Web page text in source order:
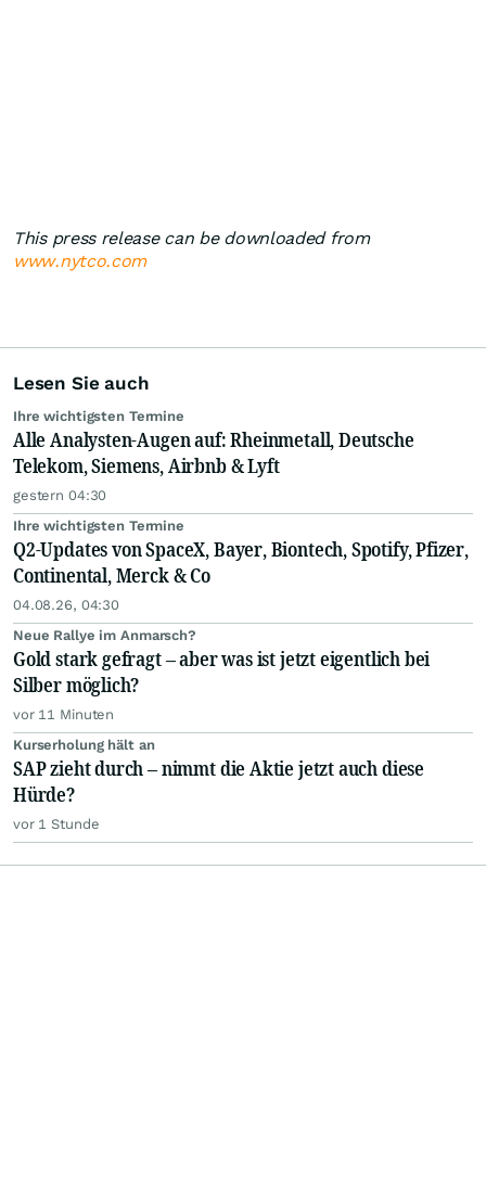
This press release can be downloaded from
www.nytco.com
Lesen Sie auch
Ihre wichtigsten Termine
Alle Analysten-Augen auf: Rheinmetall, Deutsche
Telekom, Siemens, Airbnb & Lyft
gestern 04:30
Ihre wichtigsten Termine
Q2-Updates von SpaceX, Bayer, Biontech, Spotify, Pfizer,
Continental, Merck & Co
04.08.26, 04:30
Neue Rallye im Anmarsch?
Gold stark gefragt – aber was ist jetzt eigentlich bei
Silber möglich?
vor 11 Minuten
Kurserholung hält an
SAP zieht durch – nimmt die Aktie jetzt auch diese
Hürde?
vor 1 Stunde